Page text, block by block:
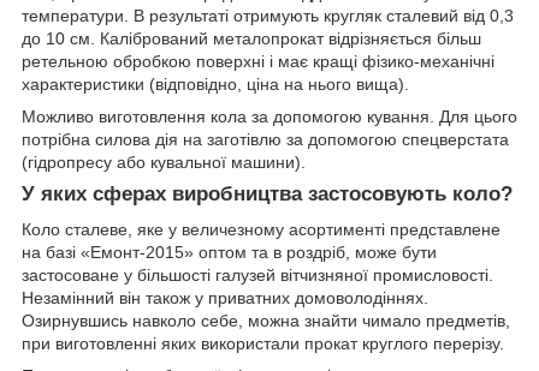
температури. В результаті отримують кругляк сталевий від 0,3
до 10 см. Калібрований металопрокат відрізняється більш
ретельною обробкою поверхні і має кращі фізико-механічні
характеристики (відповідно, ціна на нього вища).
Можливо виготовлення кола за допомогою кування. Для цього
потрібна силова дія на заготівлю за допомогою спецверстата
(гідропресу або кувальної машини).
У яких сферах виробництва застосовують коло?
Коло сталеве, яке у величезному асортименті представлене
на базі «Емонт-2015» оптом та в роздріб, може бути
застосоване у більшості галузей вітчизняної промисловості.
Незамінний він також у приватних домоволодіннях.
Озирнувшись навколо себе, можна знайти чимало предметів,
при виготовленні яких використали прокат круглого перерізу.